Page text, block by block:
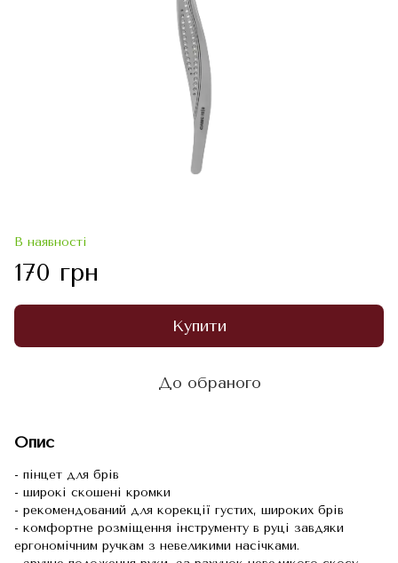
В наявності
170 грн
Купити
До обраного
Опис
- пінцет для брів
- широкі скошені кромки
- рекомендований для корекції густих, широких брів
- комфортне розміщення інструменту в руці завдяки
ергономічним ручкам з невеликими насічками.